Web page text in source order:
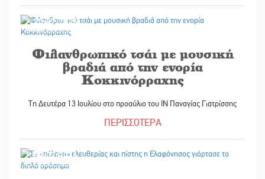
10/07/2026
Φιλανθρωπικό τσάι με μουσική
βραδιά από την ενορία
Κοκκινόρραχης
Τη Δευτέρα 13 Ιουλίου στο προαύλιο του ΙΝ Παναγίας Γιατρίσσης
ΠΕΡΙΣΣΟΤΕΡΑ
09/07/2026